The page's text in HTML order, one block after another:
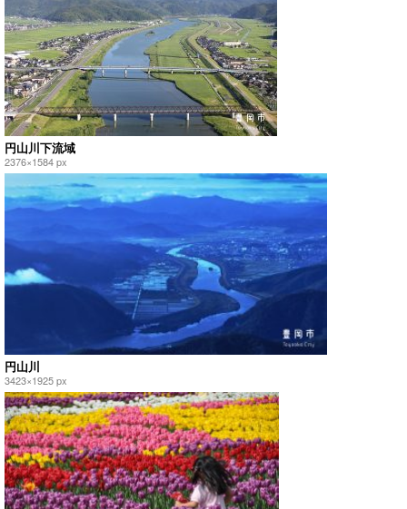
円山川下流域
2376×1584 px
円山川
3423×1925 px